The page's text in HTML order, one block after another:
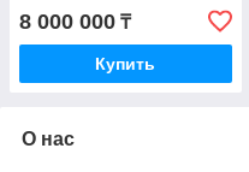
8 000 000 ₸
Купить
О нас